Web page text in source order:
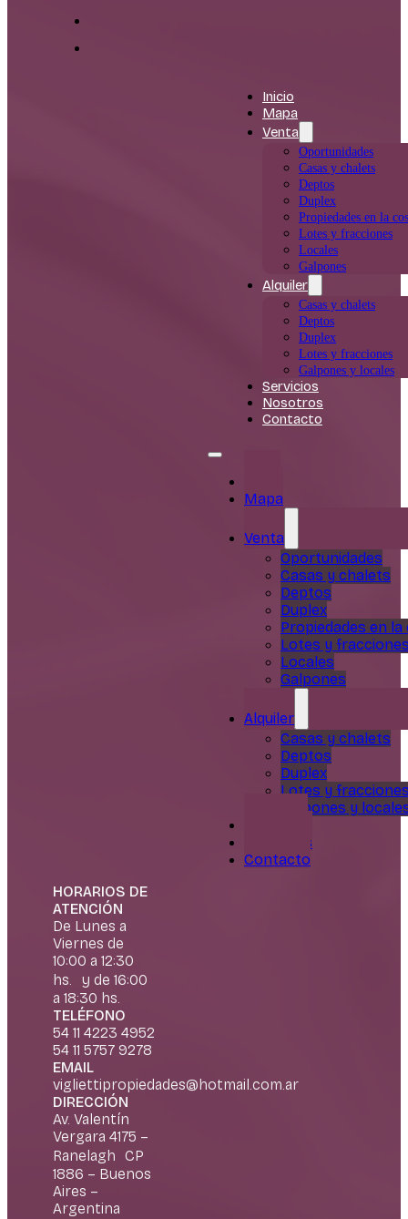
Inicio
Mapa
Venta
Oportunidades
Casas y chalets
Deptos
Duplex
Propiedades en la
Lotes y fracciones
Locales
Galpones
Alquiler
Casas y chalets
Deptos
Duplex
Lotes y fracciones
Galpones y locales
Servicios
Nosotros
Contacto
Mapa
Venta
Oportunidades
Casas y chalets
Deptos
Duplex
Propiedades en
Lotes y
Locales
Galpones
Alquiler
Casas y chalets
Deptos
Duplex
Lotes y
Galpones y
Nosotros
Contacto
HORARIOS DE
ATENCIÓN
De Lunes a
Viernes de
10:00 a 12:30
hs. y de 16:00
a 18:30 hs.
TELÉFONO
54 11 4223 4952
54 11 5757 9278
EMAIL
vigliettipropiedades@hotmail.com.ar
DIRECCIÓN
Av. Valentín
Vergara 4175 –
Ranelagh CP
1886 – Buenos
Aires –
Argentina